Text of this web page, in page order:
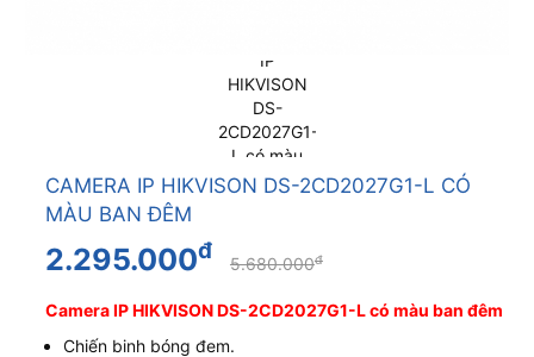
CAMERA IP HIKVISON DS-2CD2027G1-L CÓ
MÀU BAN ĐÊM
2.295.000đ 5.680.000đ
Camera IP HIKVISON DS-2CD2027G1-L có màu ban đêm
Chiến binh bóng đem.